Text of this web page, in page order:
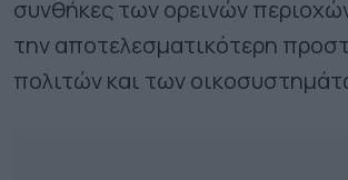
συνθήκες των ορεινών
την αποτελεσματικότερη
πολιτών και των